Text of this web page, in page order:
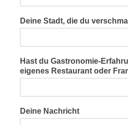
Deine Stadt, die du
Hast du Gastronomie-
eigenes Restaurant oder
Deine Nachricht